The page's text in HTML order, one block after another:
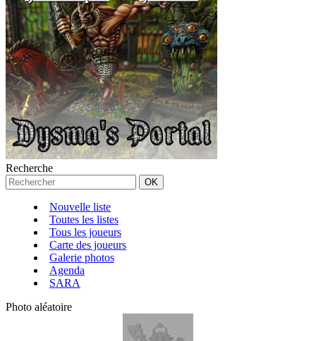
Recherche
Nouvelle liste
Toutes les listes
Tous les joueurs
Carte des joueurs
Galerie photos
Agenda
SARA
Photo aléatoire